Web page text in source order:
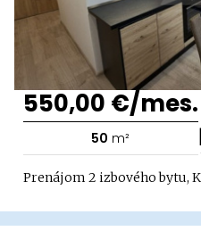
550,00 €/mes.
50 m² |
Prenájom 2 izbového bytu,